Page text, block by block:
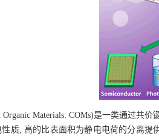
Organic Materials: COMs)是一类通过共
质, 高的比表面积为静电电荷的分离